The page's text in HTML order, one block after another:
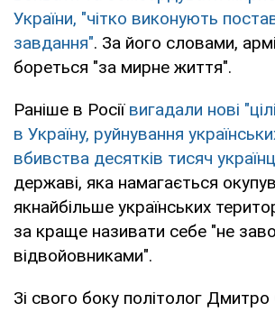
України, "чітко виконують
завдання". За його словами,
бореться "за мирне життя".
Раніше в Росії вигадали нові
в Україну, руйнування
вбивства десятків тисяч
державі, яка намагається
якнайбільше українських
за краще називати себе "не
відвойовниками".
Зі свого боку політолог